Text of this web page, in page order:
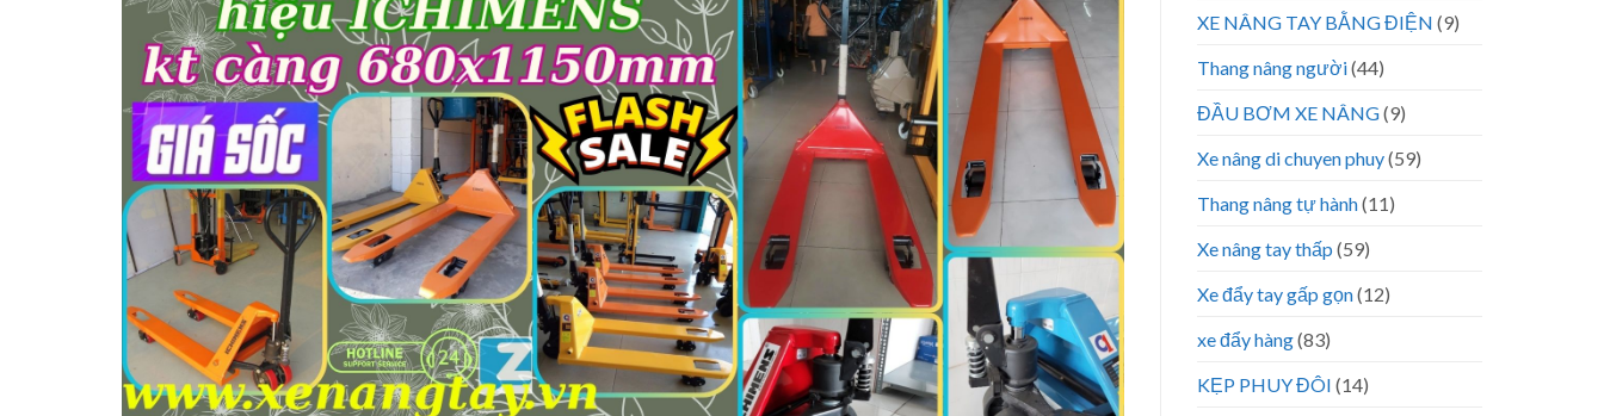
XE NÂNG TAY BẰNG ĐIỆN (9)
Thang nâng người(44)
ĐẦU BƠM XE NÂNG(9)
Xe nâng di chuyen phuy(59)
Thang nâng tự hành(11)
Xe nâng tay thấp (59)
Xe đẩy tay gấp gọn(12)
xe đẩy hàng(83)
KẸP PHUY ĐÔI (14)